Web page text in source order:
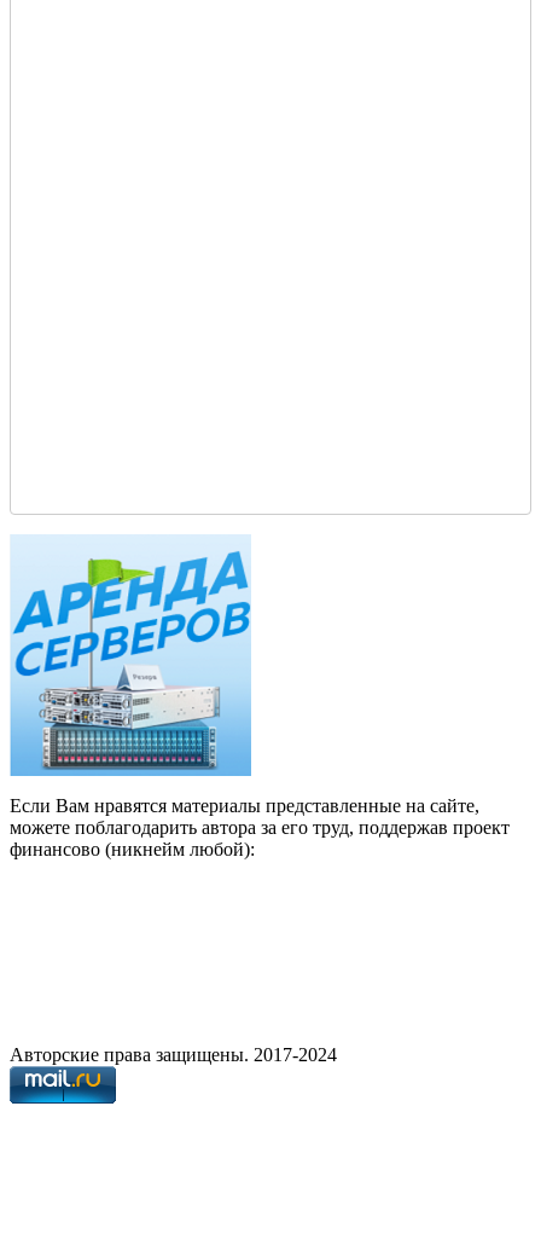
Если Вам нравятся материалы представленные на сайте,
можете поблагодарить автора за его труд, поддержав проект
финансово (никнейм любой):
Авторские права защищены. 2017-2024